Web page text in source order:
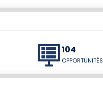
104
OPPORTUNITÉS